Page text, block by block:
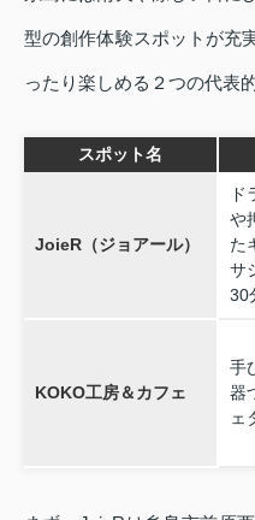
型の創作体験スポットが充
ったり楽しめる２つの代表
スポット名
JoieR（ジョアール）
ド
や
た
サ
30
KOKO工房＆カフェ
手
器
ェ